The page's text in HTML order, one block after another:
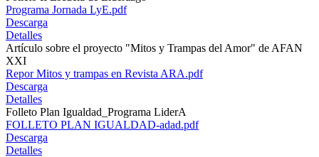
Programa Jornada LyE.pdf
Descarga
Detalles
Artículo sobre el proyecto "Mitos y Trampas del Amor" de AFAN
XXI
Repor Mitos y trampas en Revista ARA.pdf
Descarga
Detalles
Folleto Plan Igualdad_Programa LiderA
FOLLETO PLAN IGUALDAD-adad.pdf
Descarga
Detalles